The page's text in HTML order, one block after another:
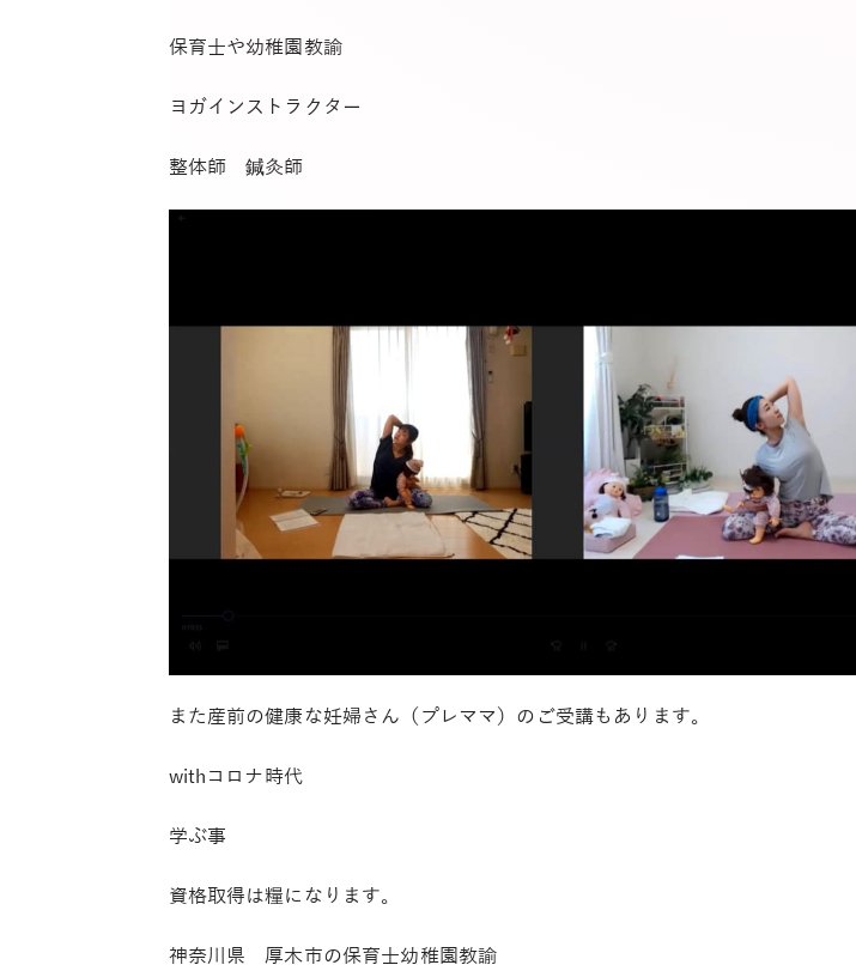
保育士や幼稚園教諭
ヨガインストラクター
整体師 鍼灸師
また産前の健康な妊婦さん（プレママ）のご受講もあります。
withコロナ時代
学ぶ事
資格取得は糧になります。
神奈川県 厚木市の保育士幼稚園教諭